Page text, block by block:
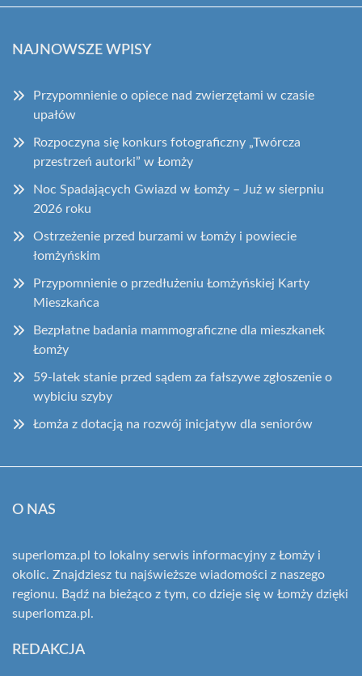
NAJNOWSZE WPISY
Przypomnienie o opiece nad zwierzętami w czasie
upałów
Rozpoczyna się konkurs fotograficzny „Twórcza
przestrzeń autorki” w Łomży
Noc Spadających Gwiazd w Łomży – Już w sierpniu
2026 roku
Ostrzeżenie przed burzami w Łomży i powiecie
łomżyńskim
Przypomnienie o przedłużeniu Łomżyńskiej Karty
Mieszkańca
Bezpłatne badania mammograficzne dla mieszkanek
Łomży
59-latek stanie przed sądem za fałszywe zgłoszenie o
wybiciu szyby
Łomża z dotacją na rozwój inicjatyw dla seniorów
O NAS
superlomza.pl to lokalny serwis informacyjny z Łomży i
okolic. Znajdziesz tu najświeższe wiadomości z naszego
regionu. Bądź na bieżąco z tym, co dzieje się w Łomży dzięki
superlomza.pl.
REDAKCJA